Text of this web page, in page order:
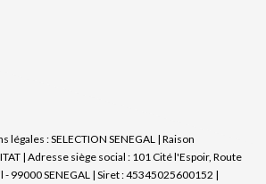
: SELECTION SENEGAL | Raison
| Adresse siège social : 101 Cité l'Espoir, Route
- 99000 SENEGAL | Siret : 45345025600152 |